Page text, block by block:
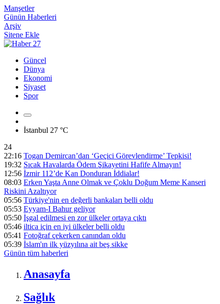
Manşetler
Günün Haberleri
Arşiv
Sitene Ekle
Güncel
Dünya
Ekonomi
Siyaset
Spor
İstanbul 27 °C
24
22:16 Togan Demircan’dan ‘Geçici Görevlendirme’ Tepkisi!
19:32 Sıcak Havalarda Ödem Şikayetini Hafife Almayın!
12:56 İzmir 112’de Kan Donduran İddialar!
08:03 Erken Yaşta Anne Olmak ve Çoklu Doğum Meme Kanseri
Riskini Azaltıyor
05:56 Türkiye'nin en değerli bankaları belli oldu
05:53 Eyyam-I Bahur geliyor
05:50 İşgal edilmesi en zor ülkeler ortaya çıktı
05:46 iltica için en iyi ülkeler belli oldu
05:41 Fotoğraf çekerken canından oldu
05:39 İslam'ın ilk yüzyılına ait beş sikke
Günün tüm haberleri
Anasayfa
Sağlık